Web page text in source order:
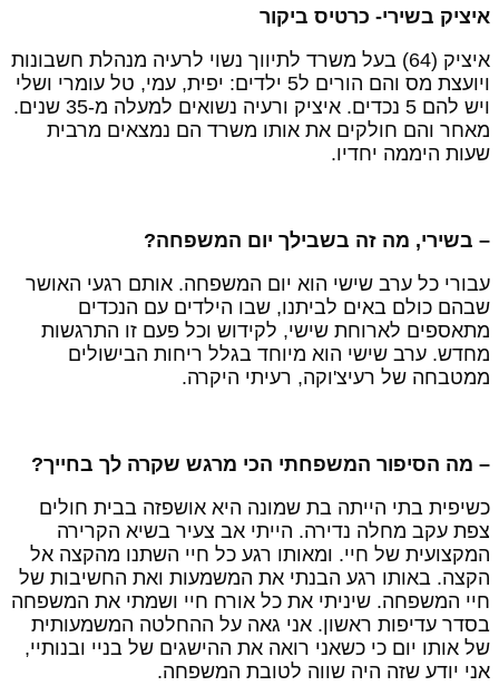
בשירי- כרטיס ביקור
איציק (64) בעל משרד לתיווך נשוי לרעיה מנהלת חשבונות
ויועצת מס והם הורים ל5 ילדים: יפית, עמי, טל עומרי ושלי
ויש להם 5 נכדים. איציק ורעיה נשואים למעלה מ-35 שנים.
והם חולקים את אותו משרד הם נמצאים מרבית
היממה יחדיו.
בשירי, מה זה בשבילך יום המשפחה?
כל ערב שישי הוא יום המשפחה. אותם רגעי האושר
כולם באים לביתנו, שבו הילדים עם הנכדים
לארוחת שישי, לקידוש וכל פעם זו התרגשות
ערב שישי הוא מיוחד בגלל ריחות הבישולים
של רעיצ'וקה, רעיתי היקרה.
מה הסיפור המשפחתי הכי מרגש שקרה לך בחייך?
בתי הייתה בת שמונה היא אושפזה בבית חולים
עקב מחלה נדירה. הייתי אב צעיר בשיא הקרירה
של חיי. ומאותו רגע כל חיי השתנו מהקצה אל
באותו רגע הבנתי את המשמעות ואת החשיבות של
המשפחה. שיניתי את כל אורח חיי ושמתי את המשפחה
עדיפות ראשון. אני גאה על ההחלטה המשמעותית
אותו יום כי כשאני רואה את ההישגים של בניי ובנותיי,
יודע שזה היה שווה לטובת המשפחה.